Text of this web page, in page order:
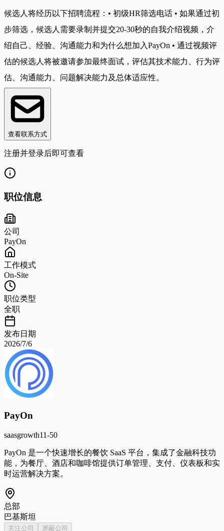
候选人将经历以下招聘流程：• 初级HR筛选电话 • 如果通过初
步筛选，候选人需要录制并提交20-30秒的自我介绍视频，介
绍自己、经验、沟通能力和为什么想加入PayOn • 通过视频评
估的候选人将被邀请参加最终面试，评估其技术能力、行为评
估、沟通能力、问题解决能力及总体适应性。
查看联系方式
注册并登录后即可查看
职位信息
公司
PayOn
工作模式
On-Site
职位类型
全职
发布日期
2026/7/6
PayOn
saasgrowth11-50
PayOn 是一个快速增长的餐饮 SaaS 平台，集成了金融科技功
能，为餐厅、酒店和咖啡馆提供订单管理、支付、仪表板和实
时运营解决方案。
总部
巴基斯坦
关注公司 屏蔽公司